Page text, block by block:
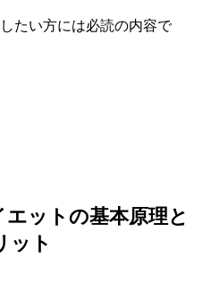
たい方には必読の内容で
ットの基本原理と
ット